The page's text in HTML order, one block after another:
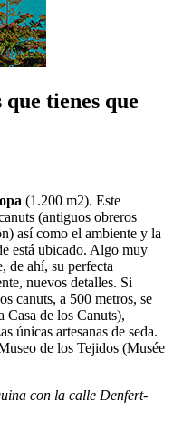
tienes que
(1.200 m2). Este
(antiguos obreros
así como el ambiente y la
está ubicado. Algo muy
de ahí, su perfecta
nuevos detalles. Si
canuts, a 500 metros, se
Casa de los Canuts),
únicas artesanas de seda.
de los Tejidos (Musée
con la calle Denfert-